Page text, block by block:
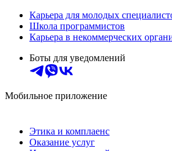
Карьера для молодых
Школа программистов
Карьера в некоммерческих
Боты для уведомлений
Мобильное приложение
Этика и комплаенс
Оказание услуг